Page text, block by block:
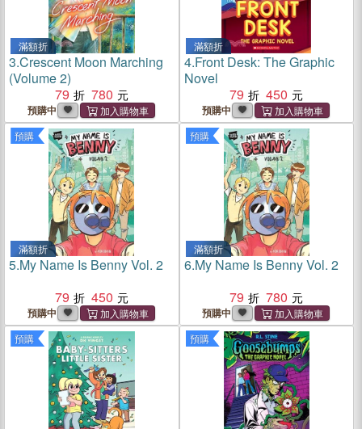
滿額折
3.Crescent Moon Marching
(Volume 2)
79
780
預購中
滿額折
4.Front Desk: The Graphic
Novel
79
450
預購中
預購
滿額折
5.My Name Is Benny Vol. 2
79
450
預購中
預購
滿額折
6.My Name Is Benny Vol. 2
79
780
預購中
預購 預購